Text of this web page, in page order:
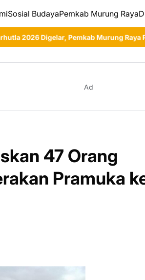
Sosial BudayaPemkab Murung Raya
Murung Raya Perkuat Kesiapan Hadapi
Ad
47 Orang
Pramuka